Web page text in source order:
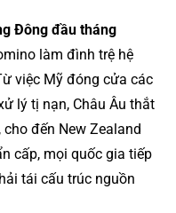
Đông đầu tháng
làm đình trệ hệ
việc Mỹ đóng cửa các
lý tị nạn, Châu Âu thắt
đến New Zealand
cấp, mọi quốc gia tiếp
tái cấu trúc nguồn